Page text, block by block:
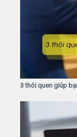
3 thói quen giúp